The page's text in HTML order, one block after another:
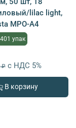
lilac light,
MPO-A4
упак
₽ с НДС 5%
В корзину